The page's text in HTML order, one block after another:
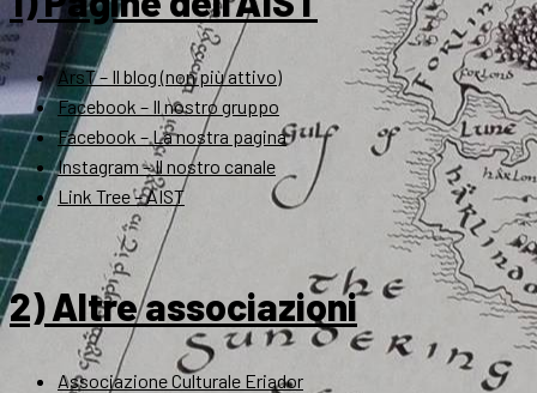
ArsT – Il blog (non più attivo)
Facebook – Il nostro gruppo
Facebook – La nostra pagina
Instagram – Il nostro canale
Link Tree – AIST
2) Altre associazioni
Associazione Culturale Eriador